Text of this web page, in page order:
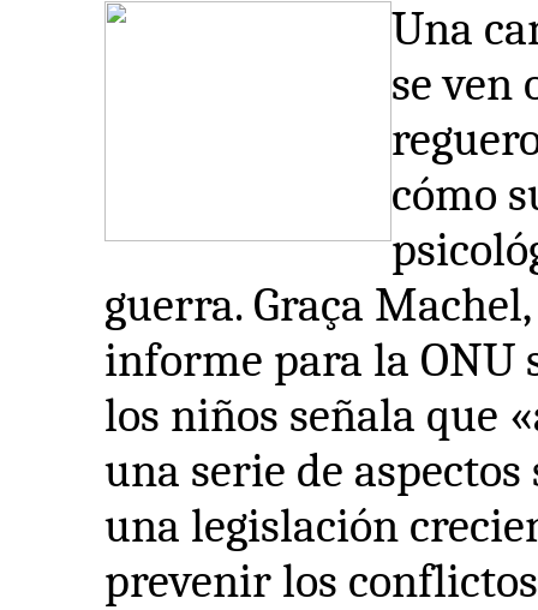
Una
se ven
cómo
guerra. Graça
informe para la ONU
los niños señala que
una serie de
una legislación
prevenir los